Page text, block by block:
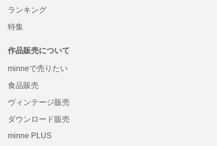
ランキング
特集
作品販売について
minneで売りたい
食品販売
ヴィンテージ販売
ダウンロード販売
minne PLUS